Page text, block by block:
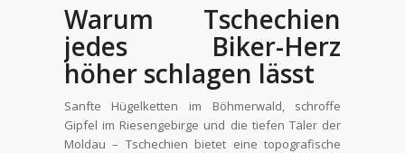
Warum Tschechien
jedes Biker-Herz
höher schlagen lässt
Sanfte Hügelketten im Böhmerwald, schroffe
Gipfel im Riesengebirge und die tiefen Täler der
Moldau – Tschechien bietet eine topografische